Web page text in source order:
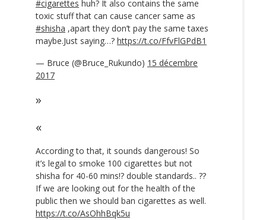
#cigarettes huh? It also contains the same
toxic stuff that can cause cancer same as
#shisha ,apart they don’t pay the same taxes
maybe.Just saying…? https://t.co/FfvFlGPdB1
— Bruce (@Bruce_Rukundo) 15 décembre
2017
According to that, it sounds dangerous! So
it’s legal to smoke 100 cigarettes but not
shisha for 40-60 mins!? double standards.. ??
If we are looking out for the health of the
public then we should ban cigarettes as well.
https://t.co/AsOhhBqk5u